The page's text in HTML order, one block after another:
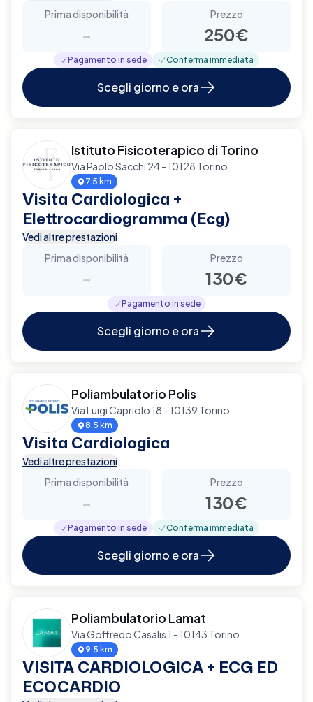
Prima disponibilità
-
Prezzo
250€
Pagamento in sede Conferma immediata
Scegli giorno e ora
Istituto Fisicoterapico di Torino
Via Paolo Sacchi 24 - 10128 Torino
7.5 km
Visita Cardiologica +
Elettrocardiogramma (Ecg)
Vedi altre prestazioni
Prima disponibilità
-
Prezzo
130€
Pagamento in sede
Scegli giorno e ora
Poliambulatorio Polis
Via Luigi Capriolo 18 - 10139 Torino
8.5 km
Visita Cardiologica
Vedi altre prestazioni
Prima disponibilità
-
Prezzo
130€
Pagamento in sede Conferma immediata
Scegli giorno e ora
Poliambulatorio Lamat
Via Goffredo Casalis 1 - 10143 Torino
9.5 km
VISITA CARDIOLOGICA + ECG ED
ECOCARDIO